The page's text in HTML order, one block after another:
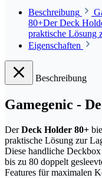
Beschreibung
80+Der Deck
praktische
Eigenschaften
Beschreibung
Gamegenic -
DerDeck Holder 80+
praktische Lösung zur
Diese handliche
bis zu 80 doppelt
Features für maximalen